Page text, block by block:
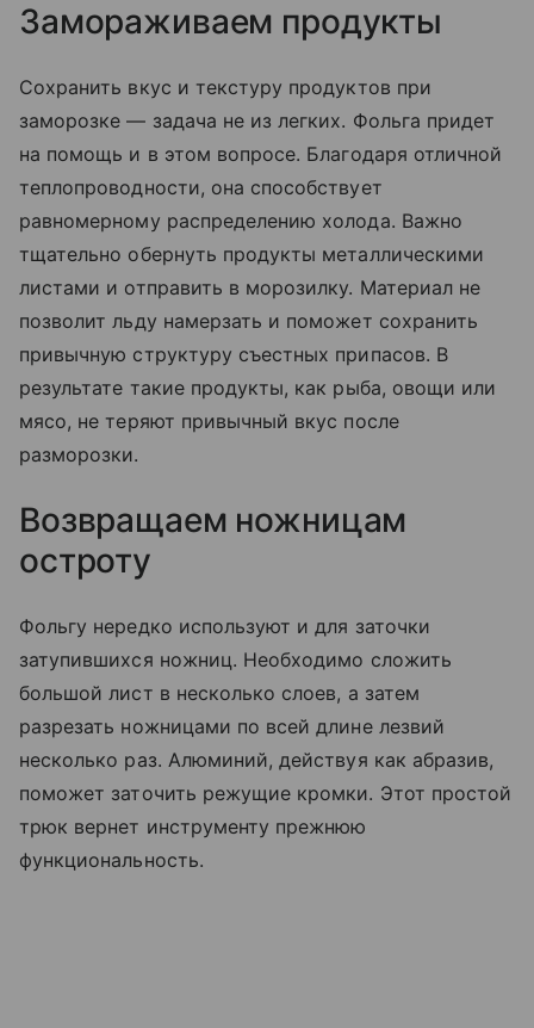
Замораживаем продукты
Сохранить вкус и текстуру продуктов при
заморозке — задача не из легких. Фольга придет
на помощь и в этом вопросе. Благодаря отличной
теплопроводности, она способствует
равномерному распределению холода. Важно
тщательно обернуть продукты металлическими
листами и отправить в морозилку. Материал не
позволит льду намерзать и поможет сохранить
привычную структуру съестных припасов. В
результате такие продукты, как рыба, овощи или
мясо, не теряют привычный вкус после
разморозки.
Возвращаем ножницам
остроту
Фольгу нередко используют и для заточки
затупившихся ножниц. Необходимо сложить
большой лист в несколько слоев, а затем
разрезать ножницами по всей длине лезвий
несколько раз. Алюминий, действуя как абразив,
поможет заточить режущие кромки. Этот простой
трюк вернет инструменту прежнюю
функциональность.